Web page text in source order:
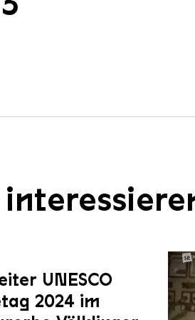
UNESCO
2024 im